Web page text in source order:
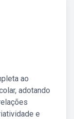
ao
adotando
e